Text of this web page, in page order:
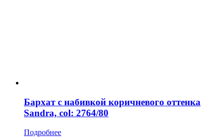
Бархат с набивкой коричневого оттенка
Sandra, col: 2764/80
Подробнее